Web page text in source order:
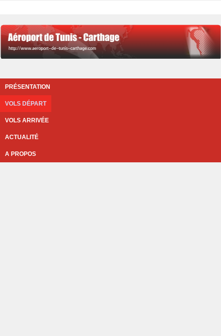
PRÉSENTATION
VOLS DÉPART
VOLS ARRIVÉE
ACTUALITÉ
A PROPOS